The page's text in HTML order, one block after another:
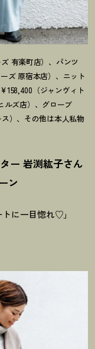
有楽町店）、パンツ
ズ 原宿本店）、ニット
（ジャンヴィト
ルズ店）、グローブ
）、その他は本人私物
ー 岩渕紘子さん
ン
に一目惚れ♡」